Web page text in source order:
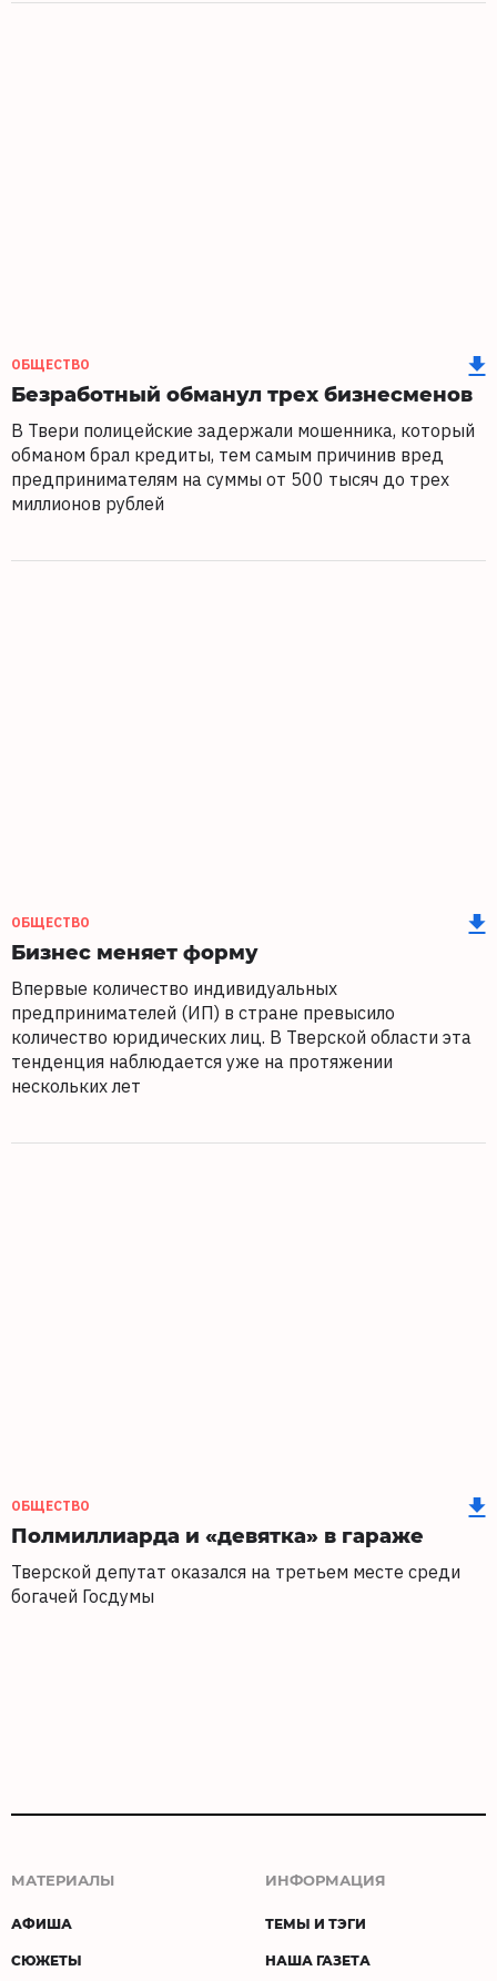
ОБЩЕСТВО
Безработный обманул трех бизнесменов
В Твери полицейские задержали мошенника, который
обманом брал кредиты, тем самым причинив вред
предпринимателям на суммы от 500 тысяч до трех
миллионов рублей
ОБЩЕСТВО
Бизнес меняет форму
Впервые количество индивидуальных
предпринимателей (ИП) в стране превысило
количество юридических лиц. В Тверской области эта
тенденция наблюдается уже на протяжении
нескольких лет
ОБЩЕСТВО
Полмиллиарда и «девятка» в гараже
Тверской депутат оказался на третьем месте среди
богачей Госдумы
МАТЕРИАЛЫ
АФИША
СЮЖЕТЫ
ИНФОРМАЦИЯ
ТЕМЫ И ТЭГИ
НАША ГАЗЕТА